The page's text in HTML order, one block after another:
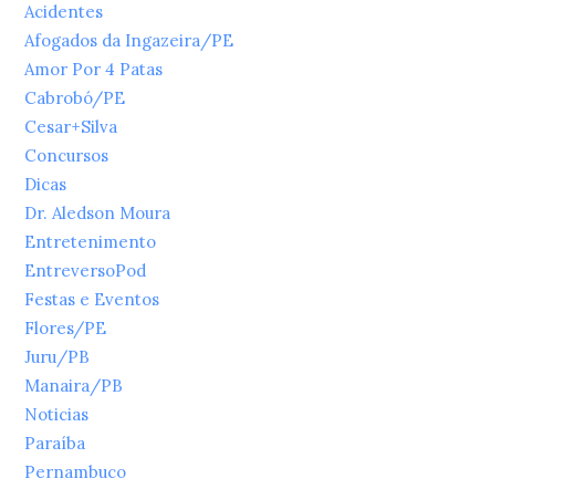
Acidentes
Afogados da Ingazeira/PE
Amor Por 4 Patas
Cabrobó/PE
Cesar+Silva
Concursos
Dicas
Dr. Aledson Moura
Entretenimento
EntreversoPod
Festas e Eventos
Flores/PE
Juru/PB
Manaira/PB
Noticias
Paraíba
Pernambuco